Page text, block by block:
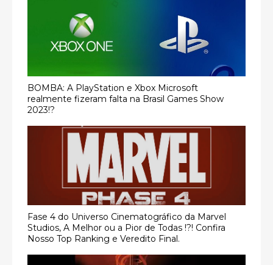
BOMBA: A PlayStation e Xbox Microsoft
realmente fizeram falta na Brasil Games Show
2023!?
Fase 4 do Universo Cinematográfico da Marvel
Studios, A Melhor ou a Pior de Todas !?! Confira
Nosso Top Ranking e Veredito Final.